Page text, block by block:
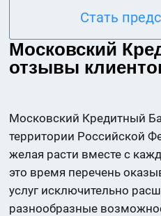
Стать
Московский
отзывы
Московский Кредитный
территории Российской
желая расти вместе с
это время перечень
услуг исключительно
разнообразные